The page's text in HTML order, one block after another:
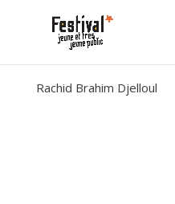
Rachid Brahim Djelloul